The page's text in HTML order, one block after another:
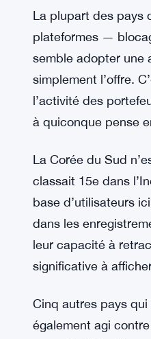
Pourquoi la
seulement à
La plupart des pays
plateformes —
semble adopter une
simplement l’offre.
l’activité des
à quiconque pense
La Corée du Sud
classait 15e dans